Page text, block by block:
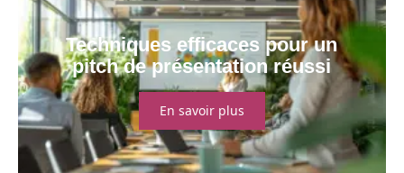
Techniques efficaces pour un
pitch de présentation réussi
En savoir plus